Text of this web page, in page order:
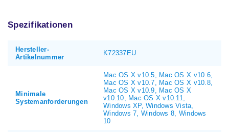
Spezifikationen
Hersteller-
Artikelnummer
K72337EU
Minimale
Systemanforderungen
Mac OS X v10.5, Mac OS X v10.6,
Mac OS X v10.7, Mac OS X v10.8,
Mac OS X v10.9, Mac OS X
v10.10, Mac OS X v10.11,
Windows XP, Windows Vista,
Windows 7, Windows 8, Windows
10